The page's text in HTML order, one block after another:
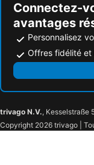
Connectez-
avantages
Personnalisez
Offres fidélité et
trivago N.V., Kesselstraße
Copyright 2026 trivago |